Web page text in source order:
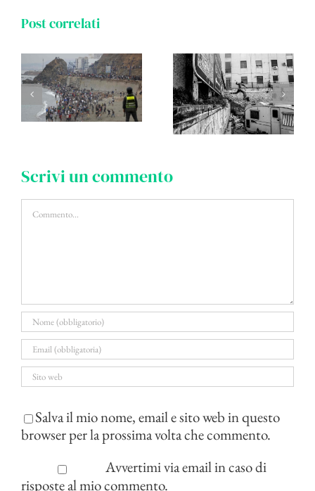
Post correlati
Scrivi un commento
Commento
Salva il mio nome, email e sito web in questo
browser per la prossima volta che commento.
Avvertimi via email in caso di
risposte al mio commento.